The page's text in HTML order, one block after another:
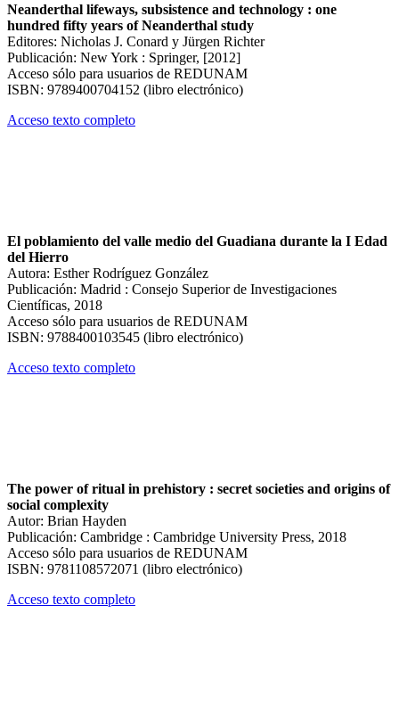
Neanderthal lifeways, subsistence and technology : one
hundred fifty years of Neanderthal study
Editores: Nicholas J. Conard y Jürgen Richter
Publicación: New York : Springer, [2012]
Acceso sólo para usuarios de REDUNAM
ISBN: 9789400704152 (libro electrónico)
Acceso texto completo
El poblamiento del valle medio del Guadiana durante la I Edad
del Hierro
Autora: Esther Rodríguez González
Publicación: Madrid : Consejo Superior de Investigaciones
Científicas, 2018
Acceso sólo para usuarios de REDUNAM
ISBN: 9788400103545 (libro electrónico)
Acceso texto completo
The power of ritual in prehistory : secret societies and origins of
social complexity
Autor: Brian Hayden
Publicación: Cambridge : Cambridge University Press, 2018
Acceso sólo para usuarios de REDUNAM
ISBN: 9781108572071 (libro electrónico)
Acceso texto completo